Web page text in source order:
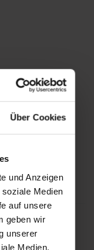
Über Cookies
und Anzeigen
Medien
auf unsere
geben wir
unserer
Medien,